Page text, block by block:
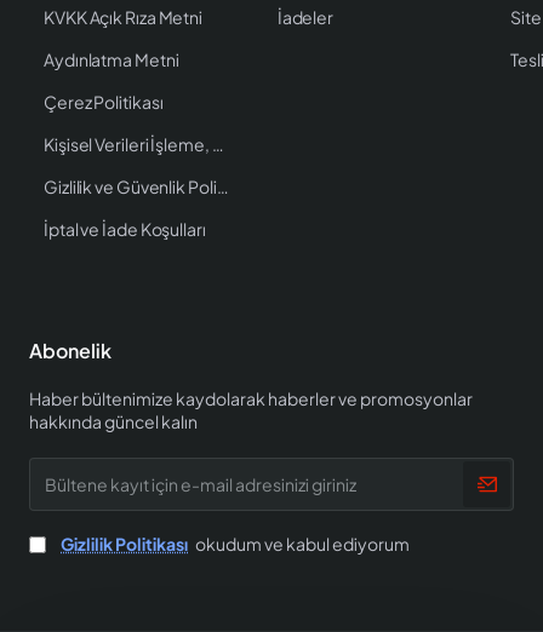
KVKK Açık Rıza Metni
Aydınlatma Metni
Çerez Politikası
Kişisel Verileri İşleme, Saklama ve İmha Politikası
Gizlilik ve Güvenlik Politikası
İptal ve İade Koşulları
İadeler
Site
Abonelik
Haber bültenimize kaydolarak haberler ve promosyonlar
hakkında güncel kalın
kayıt
için
e-
mail
Gizlilik Politikası okudum ve kabul ediyorum